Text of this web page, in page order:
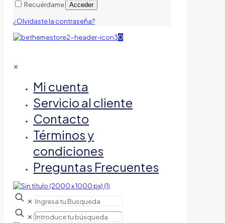
Recuérdame Acceder
¿Olvidaste la contraseña?
0
✕
Mi cuenta
Servicio al cliente
Contacto
Términos y
condiciones
Preguntas Frecuentes
✕
✕